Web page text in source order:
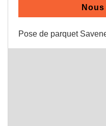
Pose de parquet